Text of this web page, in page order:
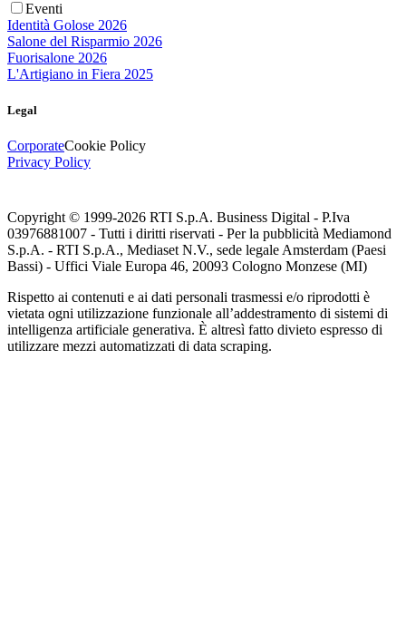
Eventi
Identità Golose 2026
Salone del Risparmio 2026
Fuorisalone 2026
L'Artigiano in Fiera 2025
Legal
CorporateCookie Policy
Privacy Policy
Copyright © 1999-2026 RTI S.p.A. Business Digital - P.Iva
03976881007 - Tutti i diritti riservati - Per la pubblicità Mediamond
S.p.A. - RTI S.p.A., Mediaset N.V., sede legale Amsterdam (Paesi
Bassi) - Uffici Viale Europa 46, 20093 Cologno Monzese (MI)
Rispetto ai contenuti e ai dati personali trasmessi e/o riprodotti è
vietata ogni utilizzazione funzionale all’addestramento di sistemi di
intelligenza artificiale generativa. È altresì fatto divieto espresso di
utilizzare mezzi automatizzati di data scraping.